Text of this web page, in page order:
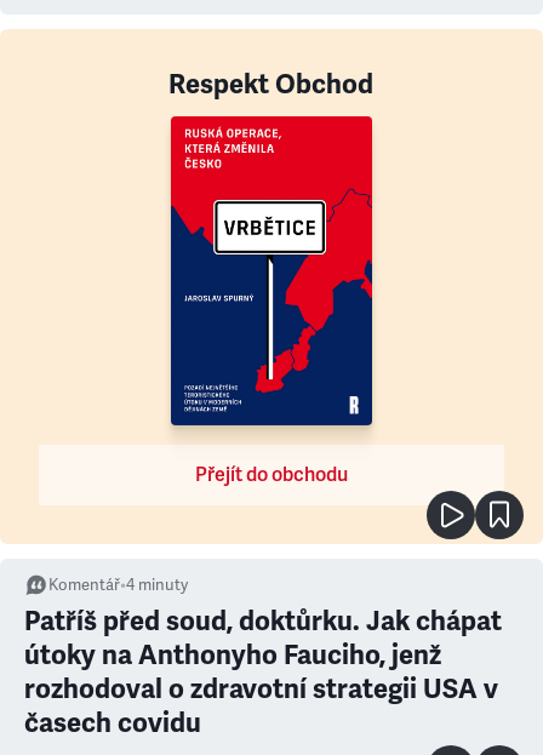
Respekt Obchod
Přejít do obchodu
Komentář•4 minuty
Patříš před soud, doktůrku. Jak chápat
útoky na Anthonyho Fauciho, jenž
rozhodoval o zdravotní strategii USA v
časech covidu